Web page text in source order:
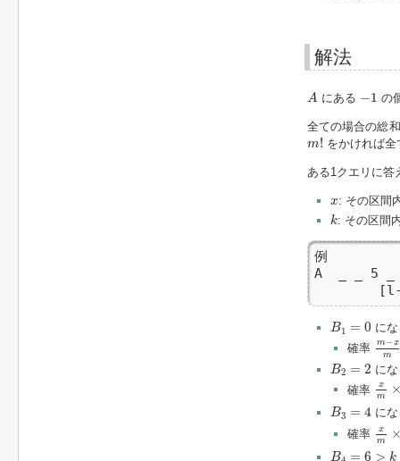
解法
A
A にある −1
1 の
全ての場合の総
m!
m! をかければ
ある1クエリに答
x
x: その区間
k
k: その区間
例
A  _ _ 5 _
B1 = 0
B1
に
確率
m−x
m
m −x
B2 = 2
B2
に
確率
x
m
xm×
B3 = 4
B3
にな
確率
x
m
x m×
B = 6 > k
B4 >k= 5